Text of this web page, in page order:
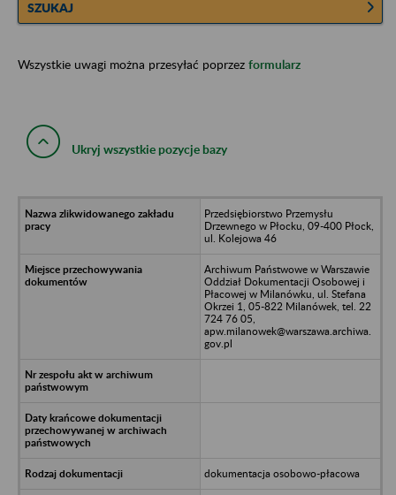
SZUKAJ
Wszystkie uwagi można przesyłać poprzez formularz
Ukryj wszystkie pozycje bazy
Przedsiębiorstwo Przemysłu
Drzewnego w Płocku, 09-400 Płock,
ul. Kolejowa 46
Archiwum Państwowe w Warszawie
Oddział Dokumentacji Osobowej i
Płacowej w Milanówku, ul. Stefana
Okrzei 1, 05-822 Milanówek, tel. 22
724 76 05,
apw.milanowek@warszawa.archiwa.
gov.pl
dokumentacja osobowo-płacowa